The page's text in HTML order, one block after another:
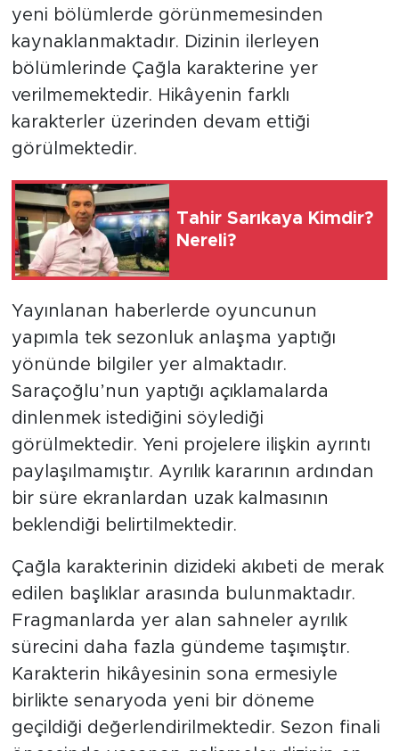
yeni bölümlerde görünmemesinden
kaynaklanmaktadır. Dizinin ilerleyen
bölümlerinde Çağla karakterine yer
verilmemektedir. Hikâyenin farklı
karakterler üzerinden devam ettiği
görülmektedir.
Tahir Sarıkaya Kimdir?
Nereli?
Yayınlanan haberlerde oyuncunun
yapımla tek sezonluk anlaşma yaptığı
yönünde bilgiler yer almaktadır.
Saraçoğlu’nun yaptığı açıklamalarda
dinlenmek istediğini söylediği
görülmektedir. Yeni projelere ilişkin ayrıntı
paylaşılmamıştır. Ayrılık kararının ardından
bir süre ekranlardan uzak kalmasının
beklendiği belirtilmektedir.
Çağla karakterinin dizideki akıbeti de merak
edilen başlıklar arasında bulunmaktadır.
Fragmanlarda yer alan sahneler ayrılık
sürecini daha fazla gündeme taşımıştır.
Karakterin hikâyesinin sona ermesiyle
birlikte senaryoda yeni bir döneme
geçildiği değerlendirilmektedir. Sezon finali